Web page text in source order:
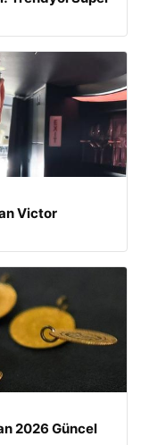
Victor
2026 Güncel